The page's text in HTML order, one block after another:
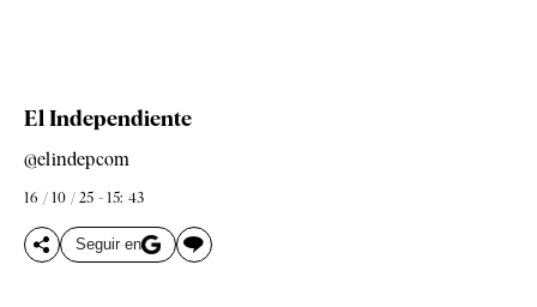
El Independiente
@elindepcom
16 / 10 / 25 - 15: 43
Seguir en